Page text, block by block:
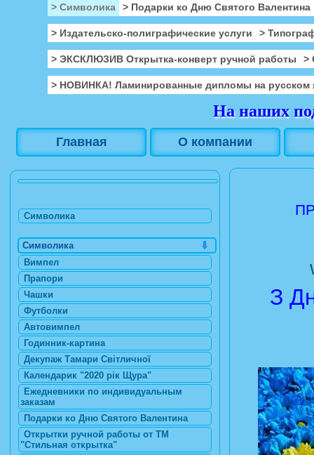
> Символика > Подарки ко Дню Святого Валентина
> Издательско-полиграфические услуги >
> ЭКСКЛЮЗИВ Открытка-конверт ручной работы >
> НОВИНКА! Ламинированные дипломы на русском
На наших
Главная О компании
З
Символика
Символика
Вимпел
Прапори
Чашки
Футболки
Автовимпел
Годинник-картина
Декупаж Тамари Світличної
Календарик "2020 рік Щура"
Ежедневники по индивидуальным
заказам
Подарки ко Дню Святого Валентина
Открытки ручной работы от ТМ
"Стильная открытка"